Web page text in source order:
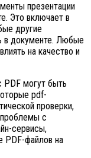
презентации
Это включает в
другие
в документе. Любые
на качество и
PDF могут быть
pdf-
проверки,
с
сервисы,
PDF-файлов на